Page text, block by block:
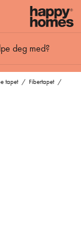
deg med?
tapet / Fibertapet /